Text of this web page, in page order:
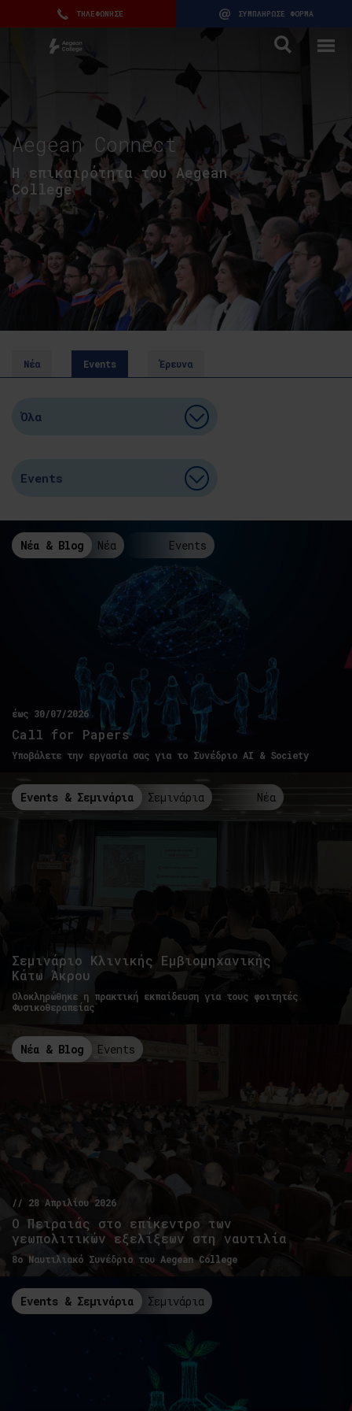
ΤΗΛΕΦΩΝΗΣΕ ΣΥΜΠΛΗΡΩΣΕ ΦΟΡΜΑ
Aegean Connect
H επικαιρότητα του Aegean
College
Νέα Events Έρευνα
Νέα & Blog Νέα Events
έως 30/07/2026
Call for Papers
Υποβάλετε την εργασία σας για το Συνέδριο AI & Society
Events & Σεμινάρια Σεμινάρια Νέα
Σεμινάριο Κλινικής Εμβιομηχανικής
Κάτω Άκρου
Ολοκληρώθηκε η πρακτική εκπαίδευση για τους φοιτητές
Φυσικοθεραπείας
Νέα & Blog Events
// 28 Απριλίου 2026
Ο Πειραιάς στο επίκεντρο των
γεωπολιτικών εξελίξεων στη ναυτιλία
8ο Ναυτιλιακό Συνέδριο του Aegean College
Events & Σεμινάρια Σεμινάρια